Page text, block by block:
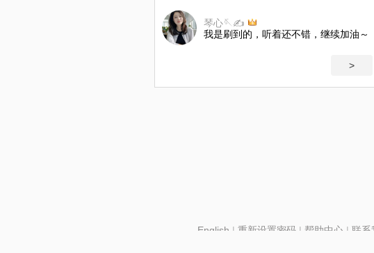
琴心🪡✍️
我是刷到的，听着还不错，继续加油～
>
English | 重新设置密码| 帮助中心 | 联系